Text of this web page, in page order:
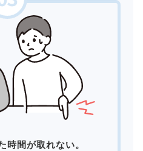
時間が取れない。